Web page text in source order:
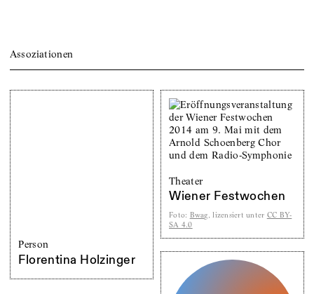
Assoziationen
Person
Florentina Holzinger
Theater
Wiener Festwochen
Foto: Bwag , lizensiert unter CC BY-
SA 4.0